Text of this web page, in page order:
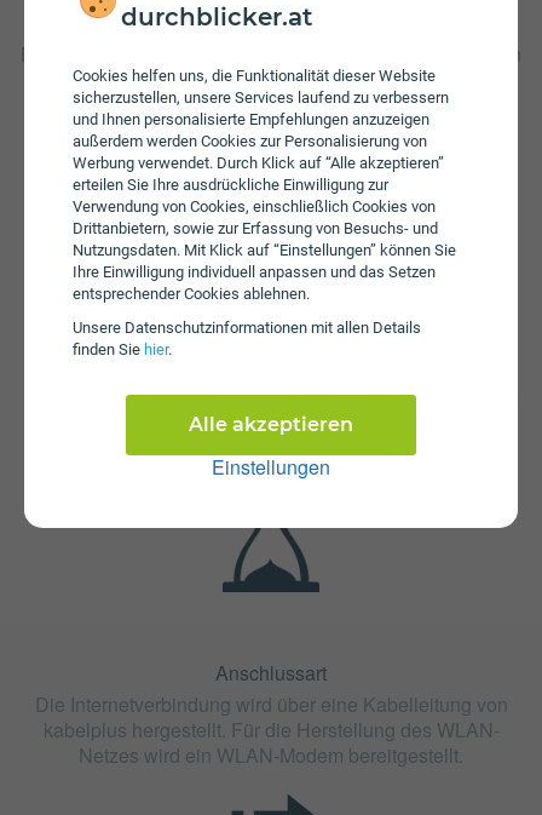
durchblicker.at
Cookies helfen uns, die Funktionalität dieser Website
sicherzustellen, unsere Services laufend zu verbessern
und Ihnen personalisierte Empfehlungen anzuzeigen
außerdem werden Cookies zur Personalisierung von
Werbung verwendet. Durch Klick auf “Alle akzeptieren”
erteilen Sie Ihre ausdrückliche Einwilligung zur
Verwendung von Cookies, einschließlich Cookies von
Drittanbietern, sowie zur Erfassung von Besuchs- und
Nutzungsdaten. Mit Klick auf “Einstellungen” können Sie
Ihre Einwilligung individuell anpassen und das Setzen
entsprechender Cookies ablehnen.
Unsere Daten­schutz­informationen mit allen Details
finden Sie hier.
Einstellungen
Alle akzeptieren
Gebühren
Beim Tarif Kabelnet Small fallen monatliche Gebühren von
€ 27,99 an. Weiters fallen einmalige Gebühren von bis zu
€ 119,90 an. Die Einmalkosten können sich durch eine
längere Bindungsfrist reduzieren.
Fristen
Monaten Bindung erhältlich. Die Kündigungsfrist beträgt 2
Monate.
Anschlussart
Die Internetverbindung wird über eine Kabelleitung von
kabelplus hergestellt. Für die Herstellung des WLAN-
Netzes wird ein WLAN-Modem bereitgestellt.